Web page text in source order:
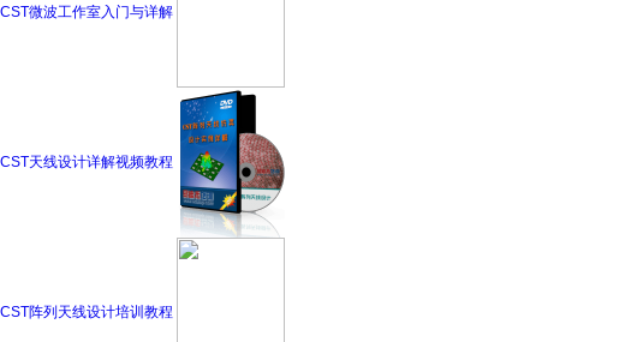
CST微波工作室入门与详解
CST天线设计详解视频教程
CST阵列天线设计培训教程